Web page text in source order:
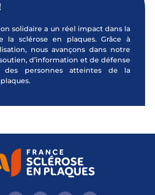
solidaire a un réel impact dans la
la sclérose en plaques. Grâce à
nous avançons dans notre
d’information et de défense
des personnes atteintes de la